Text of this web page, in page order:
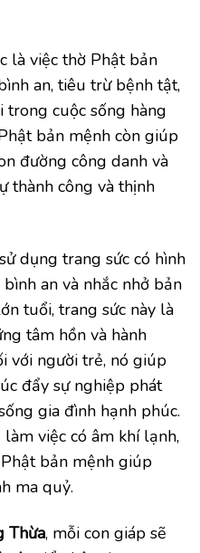
là việc thờ Phật bản
an, tiêu trừ bệnh tật,
trong cuộc sống hàng
bản mệnh còn giúp
đường công danh và
thành công và thịnh
dụng trang sức có hình
an và nhắc nhở bản
tuổi, trang sức này là
tâm hồn và hành
với người trẻ, nó giúp
đẩy sự nghiệp phát
gia đình hạnh phúc.
việc có âm khí lạnh,
bản mệnh giúp
ma quỷ.
Thừa, mỗi con giáp sẽ